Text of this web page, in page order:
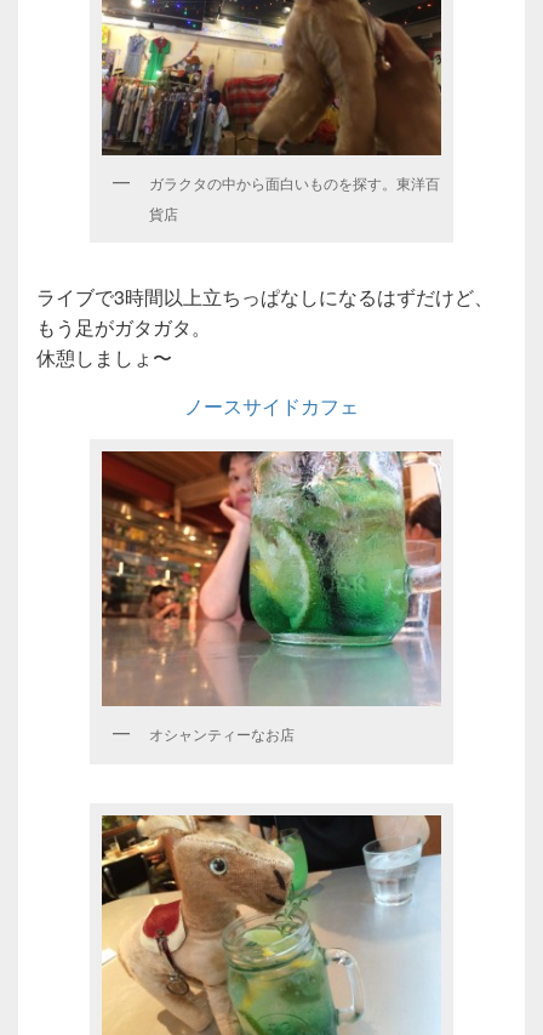
ガラクタの中から面白いものを探す。東洋百
貨店
ライブで3時間以上立ちっぱなしになるはずだけど、
もう足がガタガタ。
休憩しましょ〜
ノースサイドカフェ
オシャンティーなお店